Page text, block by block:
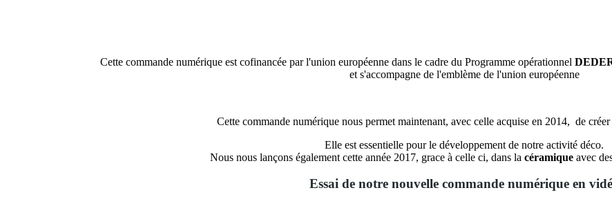
Cette commande numérique est cofinancée par l'union européenne dans le cadre du Programme opérationnel
et s'accompagne de l'emblème de l'union européenne
Cette commande numérique nous permet maintenant, avec celle acquise en 2014, de
Elle est essentielle pour le développement de notre activité déco.
Nous nous lançons également cette année 2017, grace à celle ci, dans la céramiqueavec
Essai de notre nouvelle commande numérique en